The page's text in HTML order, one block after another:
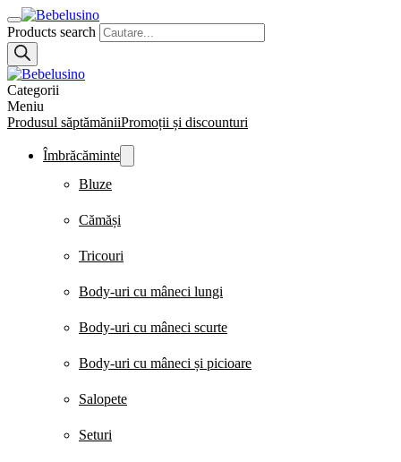
Products search
Categorii
Meniu
Produsul săptămăniiPromoții și discounturi
Îmbrăcăminte
Bluze
Cămăși
Tricouri
Body-uri cu mâneci lungi
Body-uri cu mâneci scurte
Body-uri cu mâneci și picioare
Salopete
Seturi